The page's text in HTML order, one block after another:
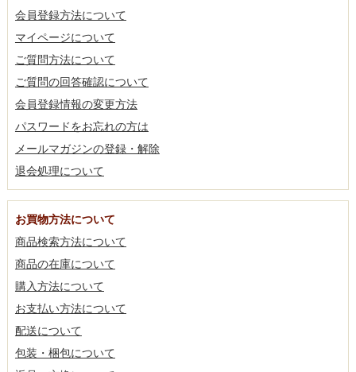
会員登録方法について
マイページについて
ご質問方法について
ご質問の回答確認について
会員登録情報の変更方法
パスワードをお忘れの方は
メールマガジンの登録・解除
退会処理について
お買物方法について
商品検索方法について
商品の在庫について
購入方法について
お支払い方法について
配送について
包装・梱包について